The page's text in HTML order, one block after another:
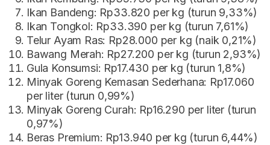
Ikan Bandeng: Rp33.820 per kg (turun 9,33%)
Ikan Tongkol: Rp33.390 per kg (turun 7,61%)
Telur Ayam Ras: Rp28.000 per kg (naik 0,21%)
Bawang Merah: Rp27.200 per kg (turun 2,93%)
Gula Konsumsi: Rp17.430 per kg (turun 1,8%)
Minyak Goreng Kemasan Sederhana: Rp17.060
per liter (turun 0,99%)
Minyak Goreng Curah: Rp16.290 per liter (turun
0,97%)
Beras Premium: Rp13.940 per kg (turun 6,44%)